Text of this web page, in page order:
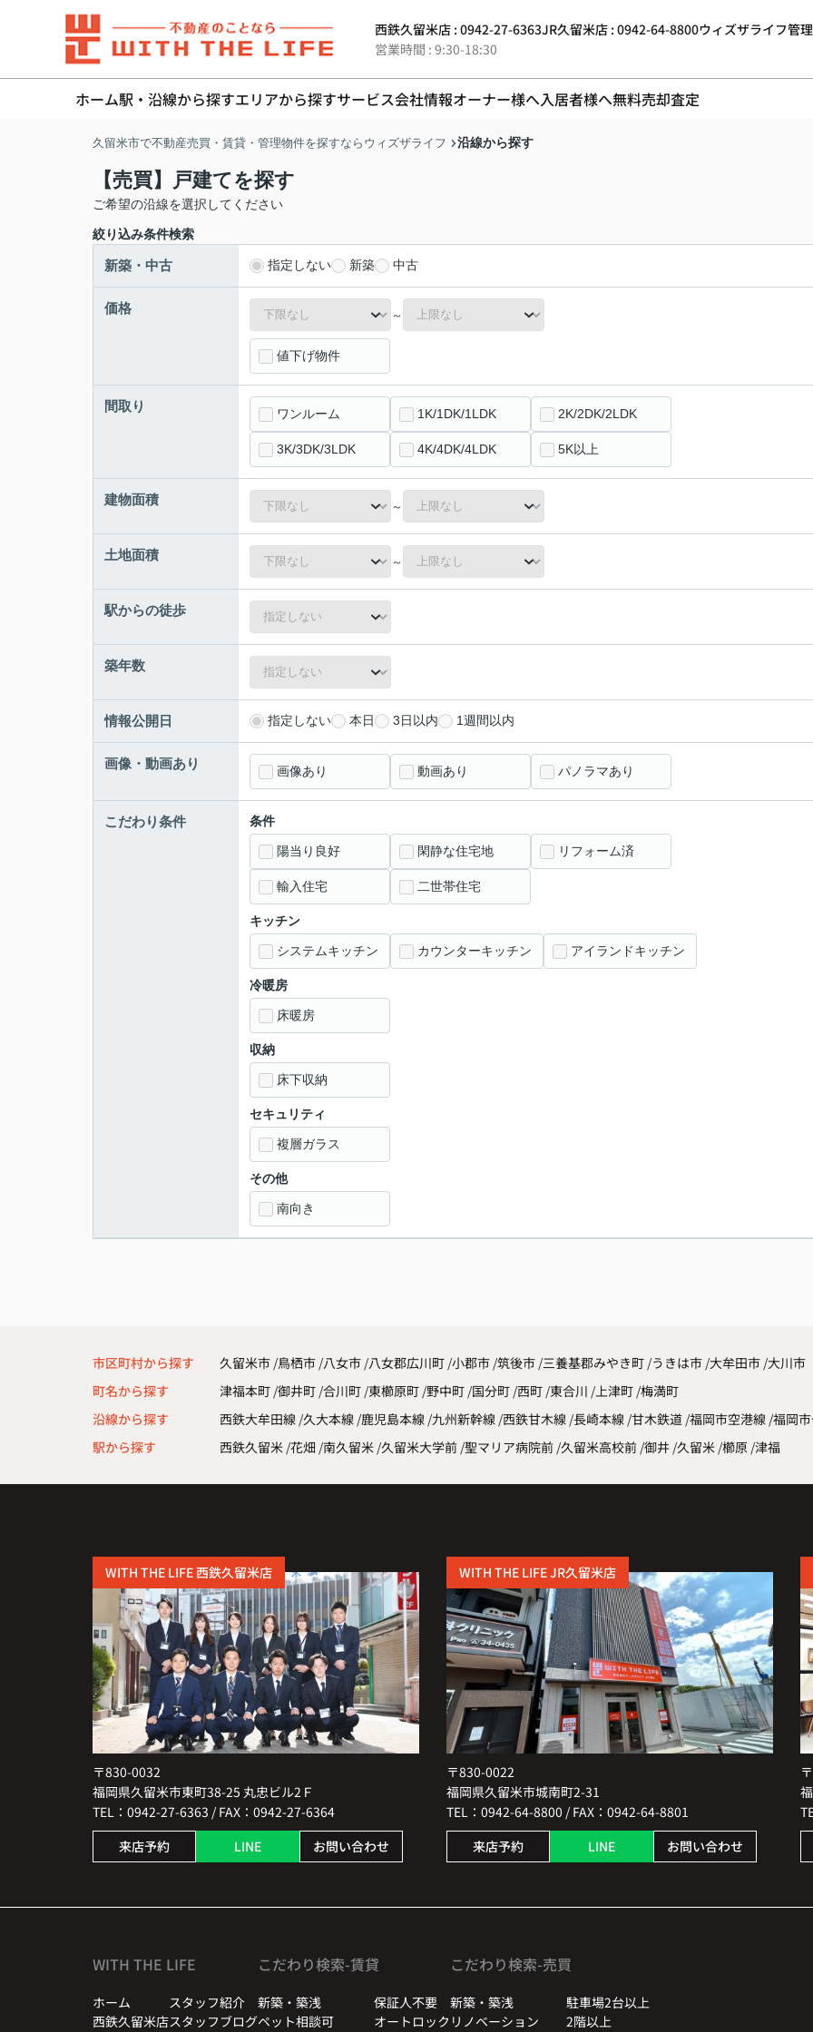
西鉄久留米店 : 0942-27-6363JR久留米店 : 0942-64-8800ウィズザライフ管
営業時間 : 9:30-18:30
ホーム駅・沿線から探すエリアから探すサービス会社情報オーナー様へ入居者様へ無料売却査定
久留米市で不動産売買・賃貸・管理物件を探すならウィズザライフ 沿線から探す
【売買】戸建てを探す
ご希望の沿線を選択してください
絞り込み条件検索
新築・中古 指定しない 新築 中古
価格 ～
値下げ物件
間取り ワンルーム 1K/1DK/1LDK 2K/2DK/2LDK
3K/3DK/3LDK 4K/4DK/4LDK 5K以上
建物面積 ～
土地面積 ～
駅からの徒歩
築年数
情報公開日 指定しない 本日 3日以内 1週間以内
画像・動画あり 画像あり 動画あり パノラマあり
こだわり条件 条件
陽当り良好 閑静な住宅地 リフォーム済
輸入住宅 二世帯住宅
キッチン
システムキッチン カウンターキッチン アイランドキッチン
冷暖房
床暖房
収納
床下収納
セキュリティ
複層ガラス
その他
南向き
市区町村から探す 久留米市 鳥栖市 八女市 八女郡広川町 小郡市 筑後市 三養基郡みやき町 うきは市 大牟田市 大川市
町名から探す
津福本町 御井町 合川町 東櫛原町 野中町 国分町 西町 東合川 上津町 梅満町
沿線から探す
西鉄大牟田線 久大本線 鹿児島本線 九州新幹線 西鉄甘木線 長崎本線 甘木鉄道 福岡市空港線 福岡
駅から探す
西鉄久留米 花畑 南久留米 久留米大学前 聖マリア病院前 久留米高校前 御井 久留米 櫛原 津福
WITH THE LIFE 西鉄久留米店
〒830-0032
福岡県久留米市東町38-25 丸忠ビル2Ｆ
TEL：0942-27-6363 / FAX：0942-27-6364
来店予約
LINE お問い合わせ
WITH THE LIFE JR久留米店
〒830-0022
福岡県久留米市城南町2-31
TEL：0942-64-8800 / FAX：0942-64-8801
来店予約
LINE お問い合わせ
WITH THE LIFE
ホーム
西鉄久留米店
スタッフ紹介
スタッフブログ
こだわり検索-賃貸
新築・築浅
ペット相談可
保証人不要
オートロック
こだわり検索-売買
新築・築浅
リノベーション
駐車場2台以上
2階以上